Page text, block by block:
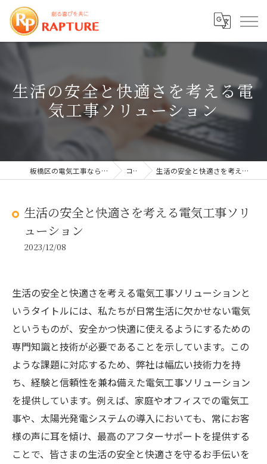
生活の安全と快適さを考える電
気工事ソリューション
板橋区の電気工事なら株式会社ラプチャー コラム 生活の安全と快適さを考える電気工事ソリューション
生活の安全と快適さを考える電気工事ソリ
ューション
2023/12/08
生活の安全と快適さを考える電気工事ソリューションと
いうタイトルには、私たちが日常生活に欠かせない電気
というものが、安全かつ快適に使えるようにするための
専門知識と技術が必要であることを示しています。この
ような課題に対応するため、弊社は幅広い技術力を持
ち、経験と信頼性を兼ね備えた電気工事ソリューション
を提供しています。例えば、家庭やオフィスでの電気工
事や、太陽光発電システムの導入においても、常にお客
様の声に耳を傾け、最高のアフターサポートを提供する
ことで、皆さまの生活の安全と快適さを守るお手伝いを